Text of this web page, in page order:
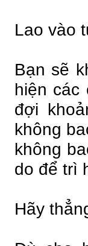
Lao vào
Bạn sẽ
hiện các
đợi
không
không
do để trì
Hãy